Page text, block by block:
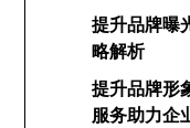
提升品牌曝
略解析
提升品牌形
服务助力企